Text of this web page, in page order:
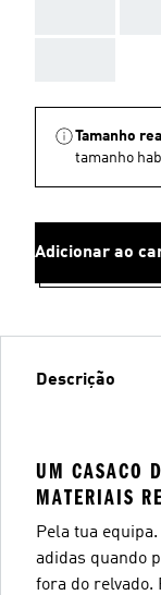
Tamanho
tamanho
Adicionar ao
Descrição
UM CASACO
MATERIAIS
Pela tua
adidas quando
fora do relvado.